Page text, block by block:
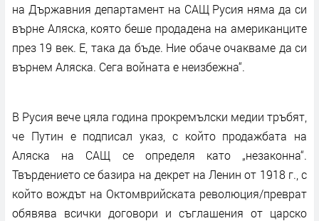
на Държавния департамент на САЩ Русия няма да си
върне Аляска, която беше продадена на американците
през 19 век. Е, така да бъде. Ние обаче очакваме да си
върнем Аляска. Сега войната е неизбежна“.
В Русия вече цяла година прокремълски медии тръбят,
че Путин е подписал указ, с който продажбата на
Аляска на САЩ се определя като „незаконна“.
Твърдението се базира на декрет на Ленин от 1918 г., с
който вождът на Октомврийската революция/преврат
обявява всички договори и съглашения от царско